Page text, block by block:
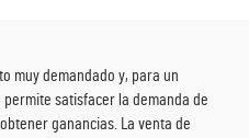
muy demandado y, para un
satisfacer la demanda de
ganancias. La venta de